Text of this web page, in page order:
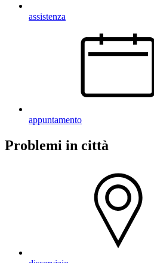
assistenza
appuntamento
Problemi in città